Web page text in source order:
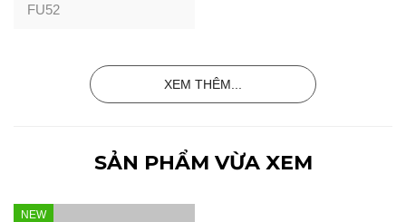
FU52
XEM THÊM...
SẢN PHẨM VỪA XEM
NEW